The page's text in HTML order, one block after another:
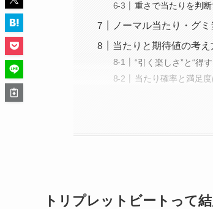
重さで当たりを判
ノーマル当たり・グ
当たりと期待値の考
“引く楽しさ”と“得
当たり確率と満足
トリプレットビートって